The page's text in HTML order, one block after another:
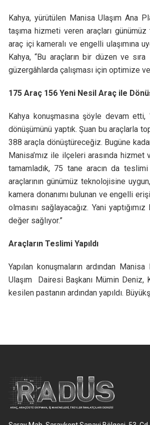
Kahya, yürütülen Manisa Ulaşım Ana
taşıma hizmeti veren araçları
araç içi kameralı ve engelli ulaşımına
Kahya, “Bu araçların bir düzen ve
güzergâhlarda çalışması için optimize
175 Araç 156 Yeni Nesil Araç ile
Kahya konuşmasına şöyle devam
dönüşümünü yaptık. Şuan bu araçlarla
388 araçla dönüştüreceğiz. Bugüne
Manisa’mız ile ilçeleri arasında
tamamladık, 75 tane aracın da
araçlarının günümüz teknolojisine
kamera donanımı bulunan ve engelli
olmasını sağlayacağız. Yani
değer sağlıyor.”
Araçların Teslimi Yapıldı
Yapılan konuşmaların ardından
Ulaşım Dairesi Başkanı Mümin Deniz,
kesilen pastanın ardından yapıldı.